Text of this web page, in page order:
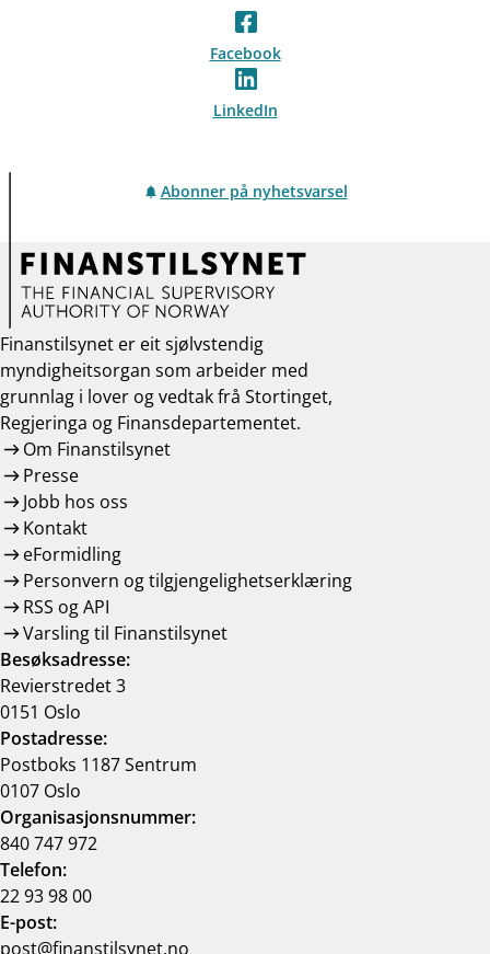
Facebook
LinkedIn
Abonner på nyhetsvarsel
Finanstilsynet er eit sjølvstendig
myndigheitsorgan som arbeider med
grunnlag i lover og vedtak frå Stortinget,
Regjeringa og Finansdepartementet.
Om Finanstilsynet
Presse
Jobb hos oss
Kontakt
eFormidling
Personvern og tilgjengelighetserklæring
RSS og API
Varsling til Finanstilsynet
Besøksadresse:
Revierstredet 3
0151 Oslo
Postadresse:
Postboks 1187 Sentrum
0107 Oslo
Organisasjonsnummer:
840 747 972
Telefon:
22 93 98 00
E-post:
post@finanstilsynet.no